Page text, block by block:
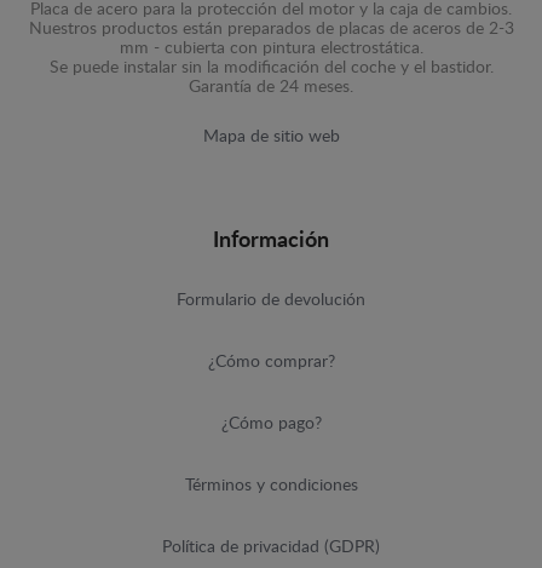
Placa de acero para la protección del motor y la caja de cambios.
Nuestros productos están preparados de placas de aceros de 2-3
mm - cubierta con pintura electrostática.
Se puede instalar sin la modificación del coche y el bastidor.
Garantía de 24 meses.
Mapa de sitio web
Información
Formulario de devolución
¿Cómo comprar?
¿Cómo pago?
Términos y condiciones
Política de privacidad (GDPR)